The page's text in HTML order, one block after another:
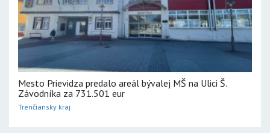
Mesto Prievidza predalo areál bývalej MŠ na Ulici Š.
Závodníka za 731.501 eur
Trenčiansky kraj